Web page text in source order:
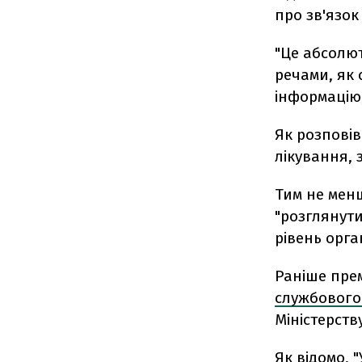
про зв'язок
"Це
речами, як
Як
лікування,
Тим не
рівень
Раніше
Як відомо,